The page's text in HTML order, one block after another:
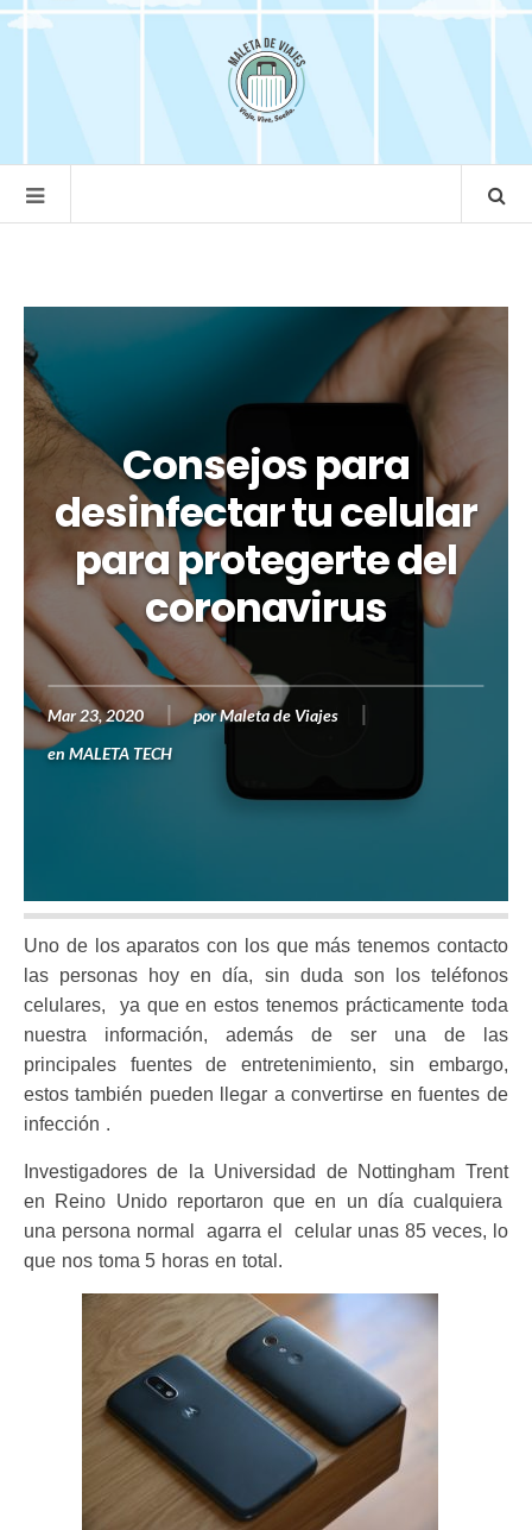
Consejos para
desinfectar tu celular
para protegerte del
coronavirus
Mar 23, 2020 porMaleta de Viajes
en MALETA TECH
Uno de los aparatos con los que más tenemos contacto
las personas hoy en día, sin duda son los teléfonos
celulares, ya que en estos tenemos prácticamente toda
nuestra información, además de ser una de las
principales fuentes de entretenimiento, sin embargo,
estos también pueden llegar a convertirse en fuentes de
infección .
Investigadores de la Universidad de Nottingham Trent
en Reino Unido reportaron que en un día cualquiera
una persona normal agarra el celular unas 85 veces, lo
que nos toma 5 horas en total.